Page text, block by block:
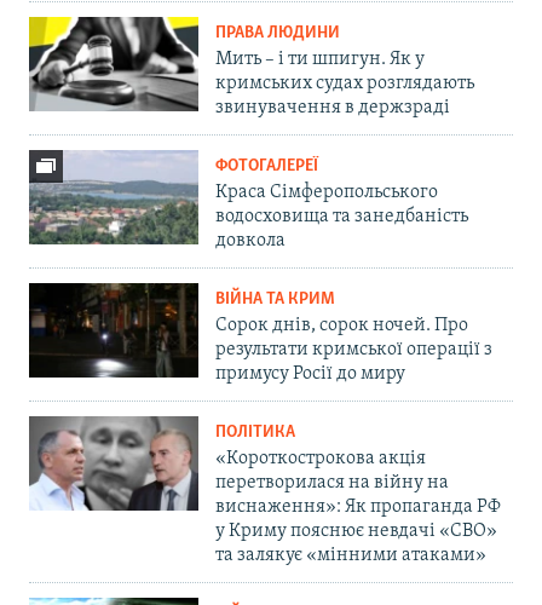
ПРАВА ЛЮДИНИ
Мить – і ти шпигун. Як у
кримських судах розглядають
звинувачення в держзраді
ФОТОГАЛЕРЕЇ
Краса Сімферопольського
водосховища та занедбаність
довкола
ВІЙНА ТА КРИМ
Сорок днів, сорок ночей. Про
результати кримської операції з
примусу Росії до миру
ПОЛІТИКА
«Короткострокова акція
перетворилася на війну на
виснаження»: Як пропаганда РФ
у Криму пояснює невдачі «СВО»
та залякує «мінними атаками»